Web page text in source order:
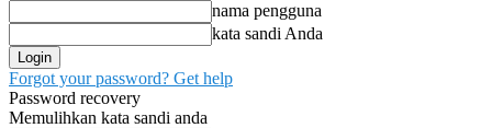
nama pengguna
kata sandi Anda
Forgot your password? Get help
Password recovery
Memulihkan kata sandi anda